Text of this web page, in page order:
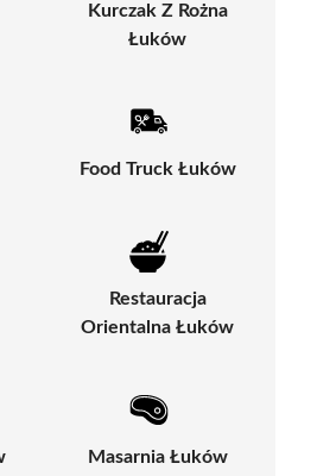
Kurczak Z Rożna
Łuków
Food Truck Łuków
Restauracja
Orientalna Łuków
Masarnia Łuków